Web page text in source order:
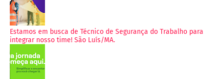
Estamos em busca de Técnico de Segurança do Trabalho para
integrar nosso time! São Luís/MA.